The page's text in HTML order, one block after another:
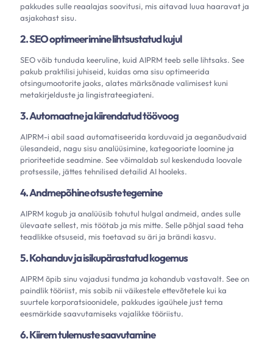
pakkudes sulle reaalajas soovitusi, mis aitavad luua haaravat ja
asjakohast sisu.
2. SEO optimeerimine lihtsustatud kujul
SEO võib tunduda keeruline, kuid AIPRM teeb selle lihtsaks. See
pakub praktilisi juhiseid, kuidas oma sisu optimeerida
otsingumootorite jaoks, alates märksõnade valimisest kuni
metakirjelduste ja lingistrateegiateni.
3. Automaatne ja kiirendatud töövoog
AIPRM-i abil saad automatiseerida korduvaid ja aeganõudvaid
ülesandeid, nagu sisu analüüsimine, kategooriate loomine ja
prioriteetide seadmine. See võimaldab sul keskenduda loovale
protsessile, jättes tehnilised detailid AI hooleks.
4. Andmepõhine otsuste tegemine
AIPRM kogub ja analüüsib tohutul hulgal andmeid, andes sulle
ülevaate sellest, mis töötab ja mis mitte. Selle põhjal saad teha
teadlikke otsuseid, mis toetavad su äri ja brändi kasvu.
5. Kohanduv ja isikupärastatud kogemus
AIPRM õpib sinu vajadusi tundma ja kohandub vastavalt. See on
paindlik tööriist, mis sobib nii väikestele ettevõtetele kui ka
suurtele korporatsioonidele, pakkudes igaühele just tema
eesmärkide saavutamiseks vajalikke tööriistu.
6. Kiirem tulemuste saavutamine